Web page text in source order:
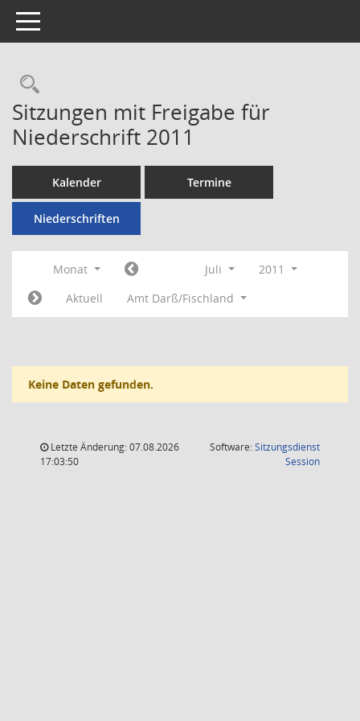
Toggle navigation
Rechercheauswahl
Sitzungen mit Freigabe für
Niederschrift 2011
Kalender Termine
Niederschriften
Monat Juli
2011
Aktuell
Amt Darß/Fischland
Keine Daten gefunden.
Letzte Änderung: 07.08.2026
17:03:50
Software:Sitzungsdienst
Session(Wird in